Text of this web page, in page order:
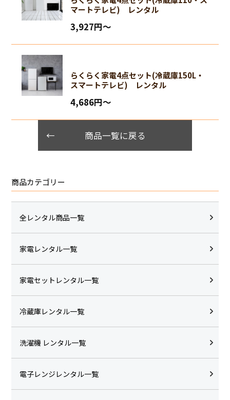
マートテレビ) レンタル
3,927円〜
らくらく家電4点セット(冷蔵庫150L・
スマートテレビ) レンタル
4,686円〜
商品一覧に戻る
商品カテゴリー
全レンタル商品一覧
家電レンタル一覧
家電セットレンタル一覧
冷蔵庫レンタル一覧
洗濯機 レンタル一覧
電子レンジレンタル一覧